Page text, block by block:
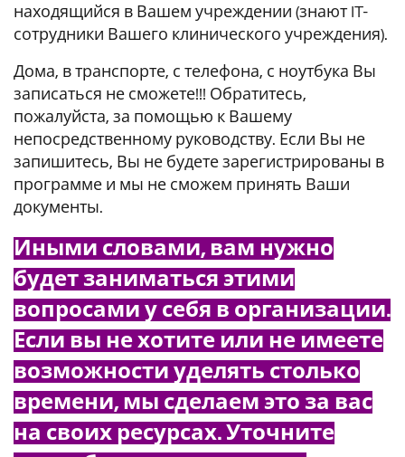
находящийся в Вашем учреждении (знают IT-
сотрудники Вашего клинического учреждения).
Дома, в транспорте, с телефона, с ноутбука Вы
записаться не сможете!!! Обратитесь,
пожалуйста, за помощью к Вашему
непосредственному руководству. Если Вы не
запишитесь, Вы не будете зарегистрированы в
программе и мы не сможем принять Ваши
документы.
Иными словами, вам нужно
будет заниматься этими
вопросами у себя в организации.
Если вы не хотите или не имеете
возможности уделять столько
времени, мы сделаем это за вас
на своих ресурсах. Уточните